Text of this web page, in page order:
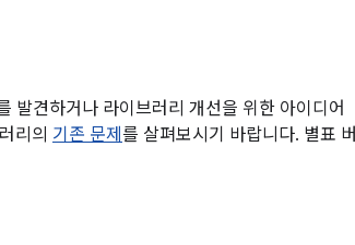
발견하거나 라이브러리 개선을 위한 아이디어
리의 기존 문제 를 살펴보시기 바랍니다. 별표 버